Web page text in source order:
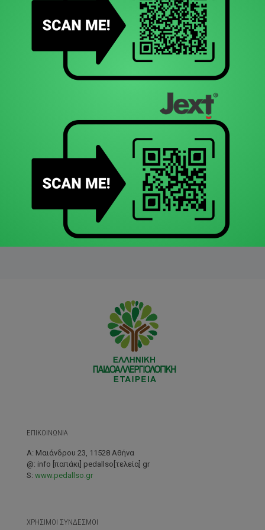
Προηγούμενα
Προηγούμενα
Μονοθεματικά Διαδικτυακά Σεμινάρια
Μελλοντικά Συνέδρια EAACI
Άλλα συνέδρια εξωτερικού
Συνέδρια άλλων Ελληνικών Εταιριών
ΕΠΙΚΟΙΝΩΝΙΑ
A: Μαιάνδρου 23, 11528 Αθήνα
@: info [παπάκι] pedallso[τελεία] gr
S: www.pedallso.gr
ΧΡΗΣΙΜΟΙ ΣΥΝΔΕΣΜΟΙ